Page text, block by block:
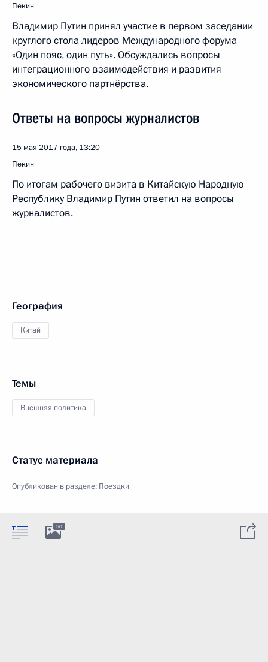
Пекин
Владимир Путин принял участие в первом заседании
круглого стола лидеров Международного форума
«Один пояс, один путь». Обсуждались вопросы
интеграционного взаимодействия и развития
экономического партнёрства.
Ответы на вопросы журналистов
15 мая 2017 года, 13:20
Пекин
По итогам рабочего визита в Китайскую Народную
Республику Владимир Путин ответил на вопросы
журналистов.
География
Китай
Темы
Внешняя политика
Статус материала
Опубликован в разделе: Поездки
50